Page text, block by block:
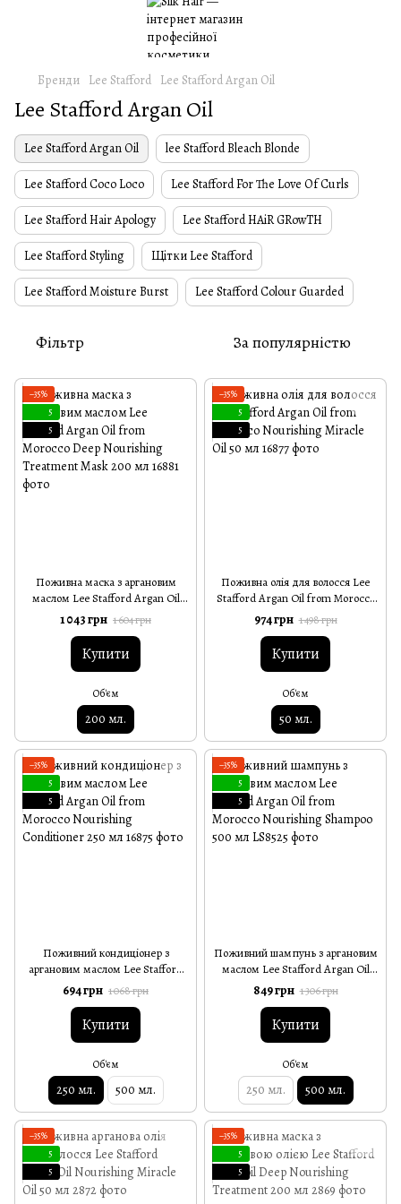
Бренди Lee Stafford Lee Stafford Argan Oil
Lee Stafford Argan Oil
Lee Stafford Argan Oil lee Stafford Bleach Blonde
Lee Stafford Coco Loco Lee Stafford For The Love Of Curls
Lee Stafford Hair Apology Lee Stafford HAiR GRowTH
Lee Stafford Styling Щітки Lee Stafford
Lee Stafford Moisture Burst Lee Stafford Colour Guarded
Фільтр За популярністю
−35%
5
5
Поживна маска з аргановим
маслом Lee Stafford Argan Oil
from Morocco Deep Nourishing
Treatment Mask 200 мл
1 043 грн 1 604 грн
Купити
Об'єм
200 мл.
−35%
5
5
Поживна олія для волосся Lee
Stafford Argan Oil from Morocco
Nourishing Miracle Oil 50 мл
974 грн 1 498 грн
Купити
Об'єм
50 мл.
−35%
5
5
Поживний кондиціонер з
аргановим маслом Lee Stafford
Argan Oil from Morocco
Nourishing Conditioner 250 мл
694 грн 1 068 грн
Купити
Об'єм
250 мл. 500 мл.
−35%
5
5
Поживний шампунь з аргановим
маслом Lee Stafford Argan Oil
from Morocco Nourishing
Shampoo 500 мл
849 грн 1 306 грн
Купити
Об'єм
250 мл. 500 мл.
−35%
5
5
−35%
5
5